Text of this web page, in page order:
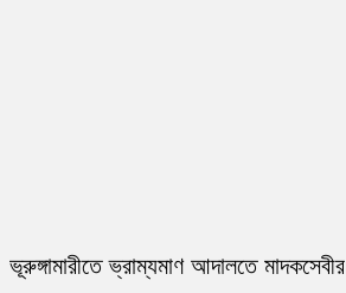
ভূরুঙ্গামারীতে ভ্রাম্যমাণ আদালতে